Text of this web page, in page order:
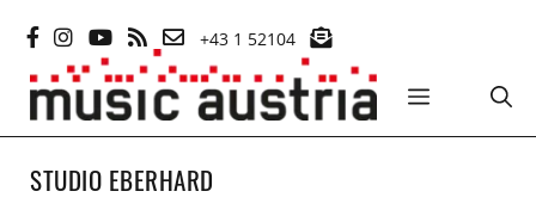
Inhalt
springen
+43 1 52104
MENÜ
STUDIO EBERHARD